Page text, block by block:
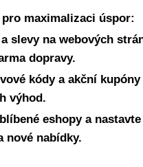
maximalizaci úspor:
slevy na webových
dopravy.
kódy a akční kupóny
výhod.
eshopy a
nové nabídky.